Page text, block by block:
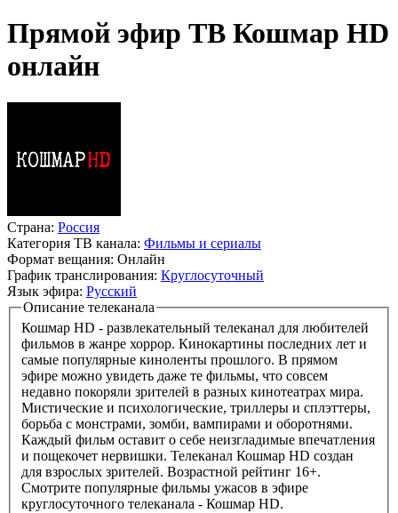
Прямой эфир ТВ Кошмар HD
онлайн
Страна: Россия
Категория ТВ канала: Фильмы и сериалы
Формат вещания: Онлайн
График транслирования: Круглосуточный
Язык эфира: Русский
Описание телеканала
Кошмар HD - развлекательный телеканал для любителей
фильмов в жанре хоррор. Кинокартины последних лет и
самые популярные киноленты прошлого. В прямом
эфире можно увидеть даже те фильмы, что совсем
недавно покоряли зрителей в разных кинотеатрах мира.
Мистические и психологические, триллеры и сплэттеры,
борьба с монстрами, зомби, вампирами и оборотнями.
Каждый фильм оставит о себе неизгладимые впечатления
и пощекочет нервишки. Телеканал Кошмар HD создан
для взрослых зрителей. Возрастной рейтинг 16+.
Смотрите популярные фильмы ужасов в эфире
круглосуточного телеканала - Кошмар HD.